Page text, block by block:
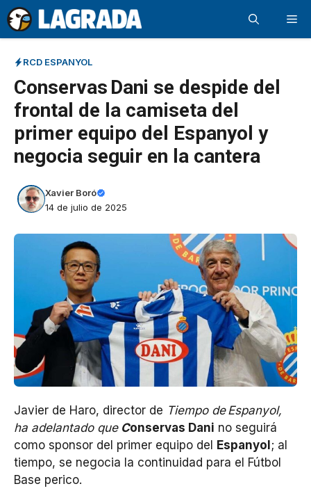
Saltar
al
contenido
RCD ESPANYOL
Conservas Dani se despide del
frontal de la camiseta del
primer equipo del Espanyol y
negocia seguir en la cantera
Xavier Boró
14 de julio de 2025
Javier de Haro, director de Tiempo de Espanyol,
ha adelantado queConservas Dani no seguirá
como sponsor del primer equipo del
Espanyol ; al
tiempo, se negocia la continuidad para el Fútbol
Base perico.